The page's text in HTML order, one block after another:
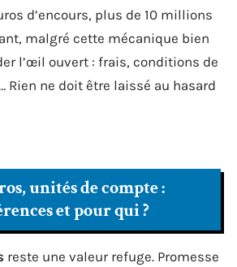
d’encours, plus de 10 millions
malgré cette mécanique bien
l’œil ouvert : frais, conditions de
Rien ne doit être laissé au hasard
unités de compte :
et pour qui ?
reste une valeur refuge. Promesse